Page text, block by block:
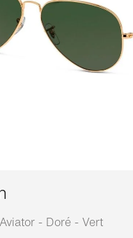
- Doré - Vert